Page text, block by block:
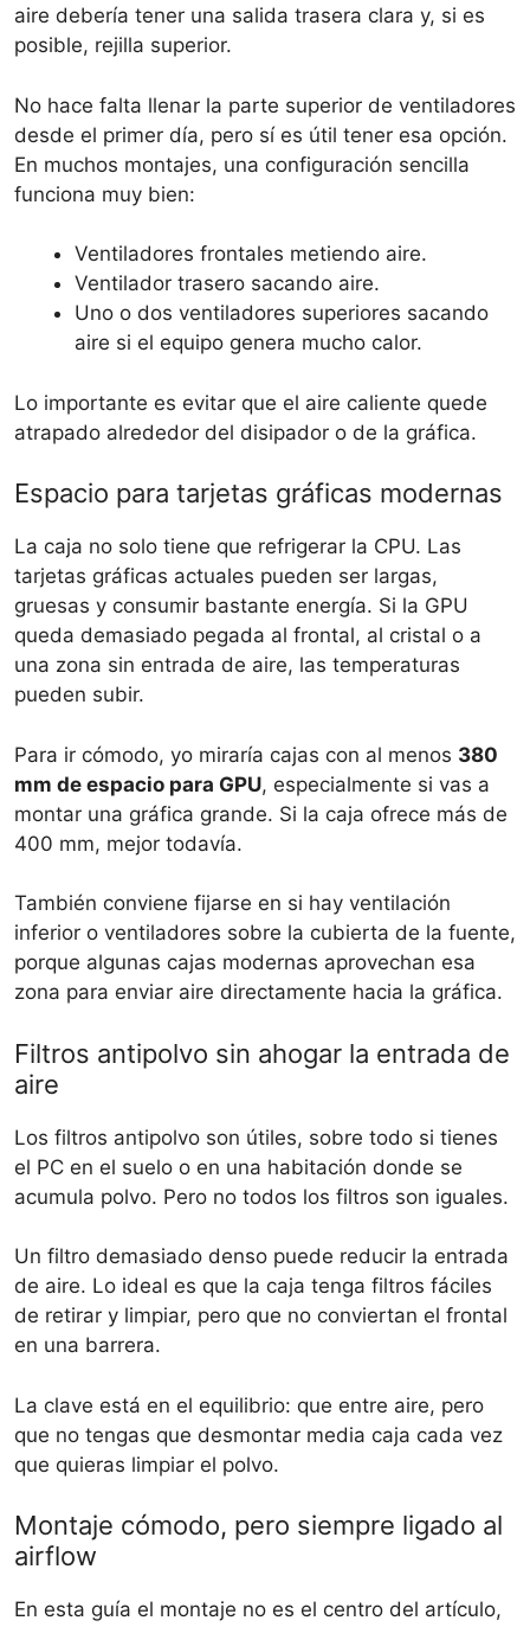
aire debería tener una salida trasera clara y, si es
posible, rejilla superior.
No hace falta llenar la parte superior de ventiladores
desde el primer día, pero sí es útil tener esa opción.
En muchos montajes, una configuración sencilla
funciona muy bien:
Ventiladores frontales metiendo aire.
Ventilador trasero sacando aire.
Uno o dos ventiladores superiores sacando
aire si el equipo genera mucho calor.
Lo importante es evitar que el aire caliente quede
atrapado alrededor del disipador o de la gráfica.
Espacio para tarjetas gráficas modernas
La caja no solo tiene que refrigerar la CPU. Las
tarjetas gráficas actuales pueden ser largas,
gruesas y consumir bastante energía. Si la GPU
queda demasiado pegada al frontal, al cristal o a
una zona sin entrada de aire, las temperaturas
pueden subir.
Para ir cómodo, yo miraría cajas con al menos 380
mm de espacio para GPU, especialmente si vas a
montar una gráfica grande. Si la caja ofrece más de
400 mm, mejor todavía.
También conviene fijarse en si hay ventilación
inferior o ventiladores sobre la cubierta de la fuente,
porque algunas cajas modernas aprovechan esa
zona para enviar aire directamente hacia la gráfica.
Filtros antipolvo sin ahogar la entrada de
aire
Los filtros antipolvo son útiles, sobre todo si tienes
el PC en el suelo o en una habitación donde se
acumula polvo. Pero no todos los filtros son iguales.
Un filtro demasiado denso puede reducir la entrada
de aire. Lo ideal es que la caja tenga filtros fáciles
de retirar y limpiar, pero que no conviertan el frontal
en una barrera.
La clave está en el equilibrio: que entre aire, pero
que no tengas que desmontar media caja cada vez
que quieras limpiar el polvo.
Montaje cómodo, pero siempre ligado al
airflow
En esta guía el montaje no es el centro del artículo,